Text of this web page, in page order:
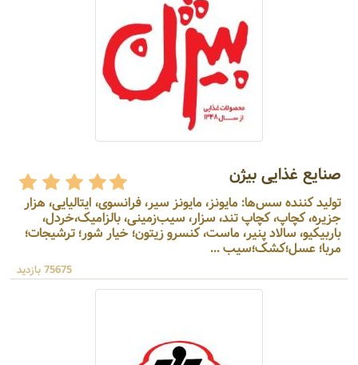
صنایع غذایی بیژن
تولید کننده سس‌ها: مایونز، مایونز سیر، فرانسوی، ایتالیایی، هزار
جزیره، کچاپ، کچاپ تند، سزار، سیب‌زمینی، بالزامیک،خردل،
باربیکیو، سالاد پنیر، ماست، کنسرو زیتون؛ خیار شور؛ ترشیجات؛
مربا؛ عسل؛کشک؛سیب ...
75675 بازدید